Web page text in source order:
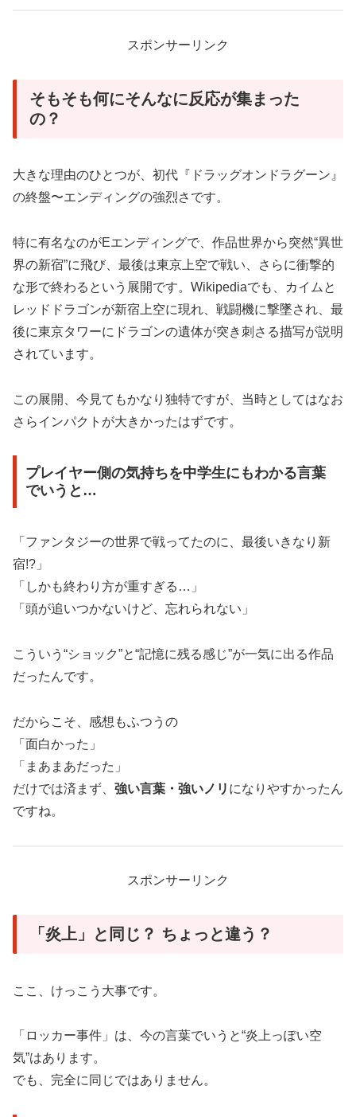
スポンサーリンク
そもそも何にそんなに反応が集まった
の？
大きな理由のひとつが、初代『ドラッグオンドラグーン』
の終盤〜エンディングの強烈さです。
特に有名なのがEエンディングで、作品世界から突然“異世
界の新宿”に飛び、最後は東京上空で戦い、さらに衝撃的
な形で終わるという展開です。Wikipediaでも、カイムと
レッドドラゴンが新宿上空に現れ、戦闘機に撃墜され、最
後に東京タワーにドラゴンの遺体が突き刺さる描写が説明
されています。
この展開、今見てもかなり独特ですが、当時としてはなお
さらインパクトが大きかったはずです。
プレイヤー側の気持ちを中学生にもわかる言葉
でいうと…
「ファンタジーの世界で戦ってたのに、最後いきなり新
宿!?」
「しかも終わり方が重すぎる…」
「頭が追いつかないけど、忘れられない」
こういう“ショック”と“記憶に残る感じ”が一気に出る作品
だったんです。
だからこそ、感想もふつうの
「面白かった」
「まあまあだった」
だけでは済まず、 強い言葉・強いノリ になりやすかったん
ですね。
スポンサーリンク
「炎上」と同じ？ ちょっと違う？
ここ、けっこう大事です。
「ロッカー事件」は、今の言葉でいうと“炎上っぽい空
気”はあります。
でも、完全に同じではありません。